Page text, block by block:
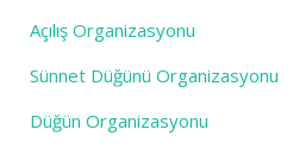
Açılış Organizasyonu
Sünnet Düğünü Organizasyonu
Düğün Organizasyonu